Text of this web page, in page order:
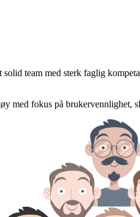
team med sterk faglig
med fokus på